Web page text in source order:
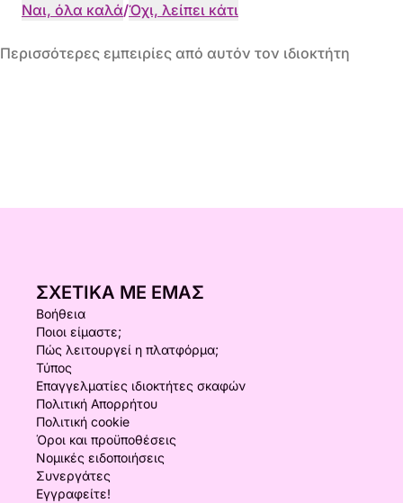
Ναι, όλα καλά/Όχι, λείπει κάτι
Περισσότερες εμπειρίες από αυτόν τον ιδιοκτήτη
ΣΧΕΤΙΚΆ ΜΕ ΕΜΆΣ
Βοήθεια
Ποιοι είμαστε;
Πώς λειτουργεί η πλατφόρμα;
Τύπος
Επαγγελματίες ιδιοκτήτες σκαφών
Πολιτική Απορρήτου
Πολιτική cookie
Όροι και προϋποθέσεις
Νομικές ειδοποιήσεις
Συνεργάτες
Εγγραφείτε!